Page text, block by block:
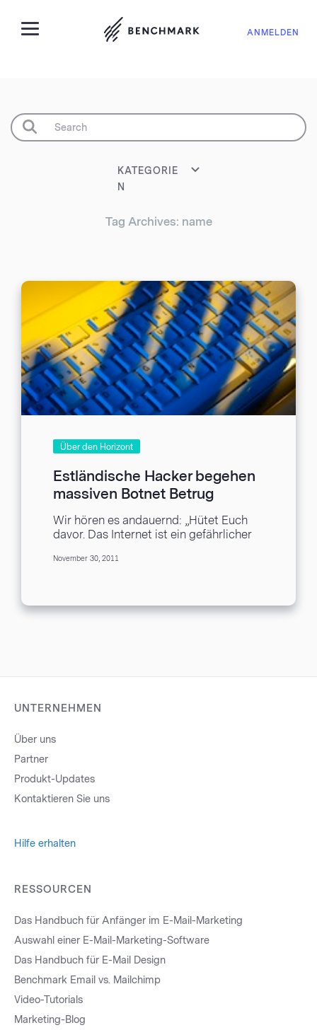
ANMELDEN
KATEGORIE
N
Tag Archives: name
Über den Horizont
Estländische Hacker begehen
massiven Botnet Betrug
Wir hören es andauernd: „Hütet Euch
davor. Das Internet ist ein gefährlicher
bis...
November 30, 2011
UNTERNEHMEN
Über uns
Partner
Produkt-Updates
Kontaktieren Sie uns
Hilfe erhalten
RESSOURCEN
Das Handbuch für Anfänger im E-Mail-Marketing
Auswahl einer E-Mail-Marketing-Software
Das Handbuch für E-Mail Design
Benchmark Email vs. Mailchimp
Video-Tutorials
Marketing-Blog